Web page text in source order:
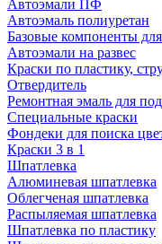
Автоэмали ПФ
Автоэмаль полиуретан
Базовые компоненты
Автоэмали на развес
Краски по пластику,
Отвердитель
Ремонтная эмаль для
Специальные краски
Фондеки для поиска
Краски 3 в 1
Шпатлевка
Алюминевая шпатлевка
Облегченая шпатлевка
Распыляемая шпатлевка
Шпатлевка по пластику